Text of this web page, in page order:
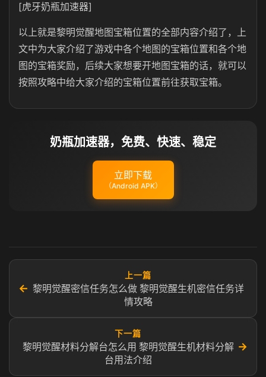
[虎牙奶瓶加速器]
以上就是黎明觉醒地图宝箱位置的全部内容介绍了，上
文中为大家介绍了游戏中各个地图的宝箱位置和各个地
图的宝箱奖励，后续大家想要开地图宝箱的话，就可以
按照攻略中给大家介绍的宝箱位置前往获取宝箱。
奶瓶加速器，免费、快速、稳定
立即下载
（Android APK）
←
上一篇
黎明觉醒密信任务怎么做 黎明觉醒生机密信任务详
情攻略
下一篇
黎明觉醒材料分解台怎么用 黎明觉醒生机材料分解
台用法介绍
→